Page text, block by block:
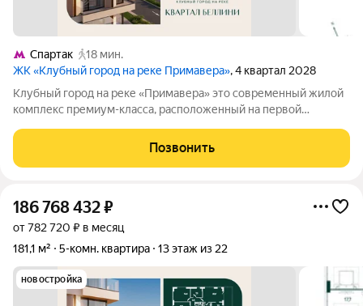
Спартак
18 мин.
ЖК «Клубный город на реке Примавера», 4 квартал 2028
Клубный город на реке «Примавера» это современный жилой
комплекс премиум-класса, расположенный на первой
Покровское-Стрешнево. Под панорамными окнами квартир
находится собственный экопарк с
Позвонить
186 768 432₽
от 782 720 ₽ в месяц
181,1 м²
5-комн. квартира 13 этаж из 22
новостройка